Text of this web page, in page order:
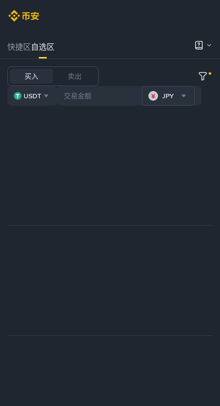
快捷区自选区
买入 卖出
USDT JPY